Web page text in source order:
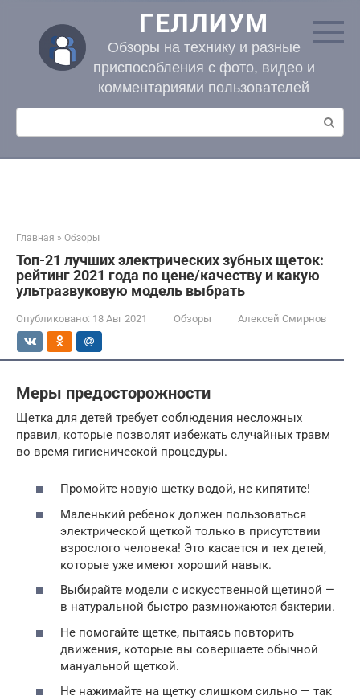
контенту
ГЕЛЛИУМ
Обзоры на технику и разные
приспособления с фото, видео и
комментариями пользователей
Поиск:
Главная » Обзоры
Топ-21 лучших электрических зубных щеток:
рейтинг 2021 года по цене/качеству и какую
ультразвуковую модель выбрать
Опубликовано: 18 Авг 2021 Обзоры Алексей Смирнов
Меры предосторожности
Щетка для детей требует соблюдения несложных
правил, которые позволят избежать случайных травм
во время гигиенической процедуры.
Промойте новую щетку водой, не кипятите!
Маленький ребенок должен пользоваться
электрической щеткой только в присутствии
взрослого человека! Это касается и тех детей,
которые уже имеют хороший навык.
Выбирайте модели с искусственной щетиной —
в натуральной быстро размножаются бактерии.
Не помогайте щетке, пытаясь повторить
движения, которые вы совершаете обычной
мануальной щеткой.
Не нажимайте на щетку слишком сильно — так